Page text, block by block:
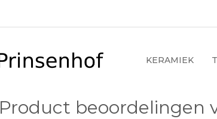
KERAMIEK
Product beoordelingen